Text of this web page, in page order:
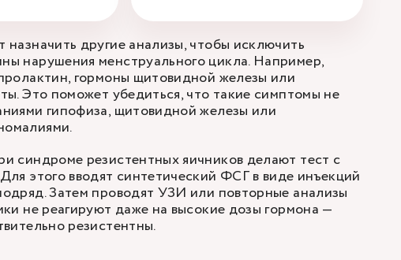
назначить другие анализы, чтобы исключить
нарушения менструального цикла. Например,
гормоны щитовидной железы или
Это поможет убедиться, что такие симптомы не
гипофиза, щитовидной железы или
синдроме резистентных яичников делают тест с
этого вводят синтетический ФСГ в виде инъекций
Затем проводят УЗИ или повторные анализы
не реагируют даже на высокие дозы гормона —
резистентны.